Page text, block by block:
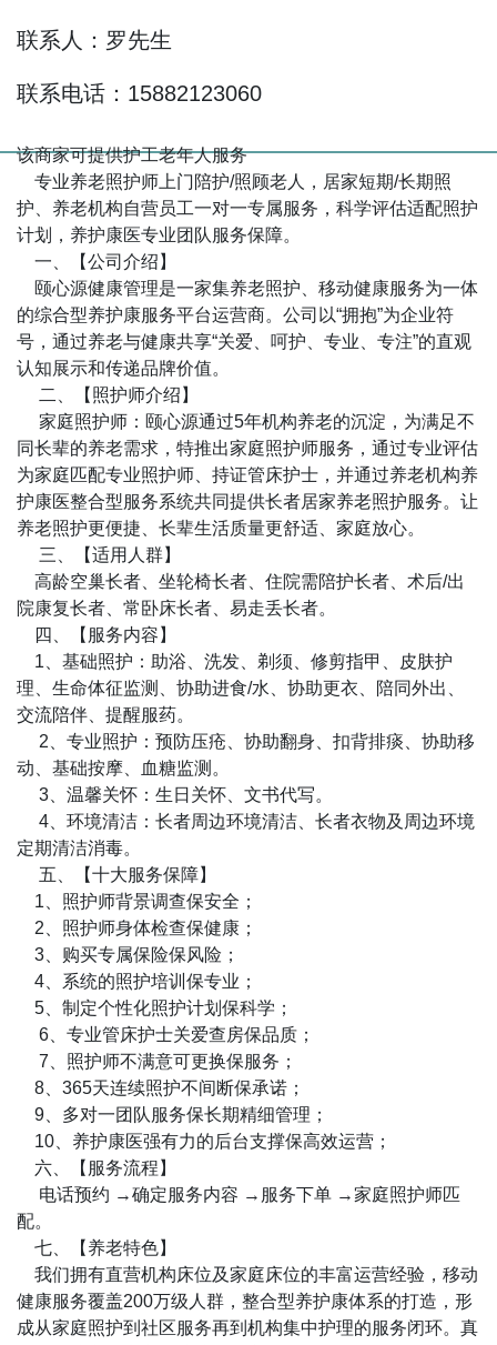
联系人：罗先生
联系电话：15882123060
该商家可提供护工老年人服务
专业养老照护师上门陪护/照顾老人，居家短期/长期照
护、养老机构自营员工一对一专属服务，科学评估适配照护
计划，养护康医专业团队服务保障。
一、【公司介绍】
颐心源健康管理是一家集养老照护、移动健康服务为一体
的综合型养护康服务平台运营商。公司以“拥抱”为企业符
号，通过养老与健康共享“关爱、呵护、专业、专注”的直观
认知展示和传递品牌价值。
二、【照护师介绍】
家庭照护师：颐心源通过5年机构养老的沉淀，为满足不
同长辈的养老需求，特推出家庭照护师服务，通过专业评估
为家庭匹配专业照护师、持证管床护士，并通过养老机构养
护康医整合型服务系统共同提供长者居家养老照护服务。让
养老照护更便捷、长辈生活质量更舒适、家庭放心。
三、【适用人群】
高龄空巢长者、坐轮椅长者、住院需陪护长者、术后/出
院康复长者、常卧床长者、易走丢长者。
四、【服务内容】
1、基础照护：助浴、洗发、剃须、修剪指甲、皮肤护
理、生命体征监测、协助进食/水、协助更衣、陪同外出、
交流陪伴、提醒服药。
2、专业照护：预防压疮、协助翻身、扣背排痰、协助移
动、基础按摩、血糖监测。
3、温馨关怀：生日关怀、文书代写。
4、环境清洁：长者周边环境清洁、长者衣物及周边环境
定期清洁消毒。
五、【十大服务保障】
1、照护师背景调查保安全；
2、照护师身体检查保健康；
3、购买专属保险保风险；
4、系统的照护培训保专业；
5、制定个性化照护计划保科学；
6、专业管床护士关爱查房保品质；
7、照护师不满意可更换保服务；
8、365天连续照护不间断保承诺；
9、多对一团队服务保长期精细管理；
10、养护康医强有力的后台支撑保高效运营；
六、【服务流程】
电话预约 →确定服务内容 →服务下单 →家庭照护师匹
配。
七、【养老特色】
我们拥有直营机构床位及家庭床位的丰富运营经验，移动
健康服务覆盖200万级人群，整合型养护康体系的打造，形
成从家庭照护到社区服务再到机构集中护理的服务闭环。真